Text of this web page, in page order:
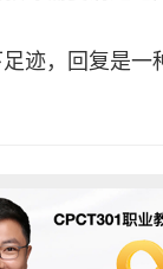
迹，回复是